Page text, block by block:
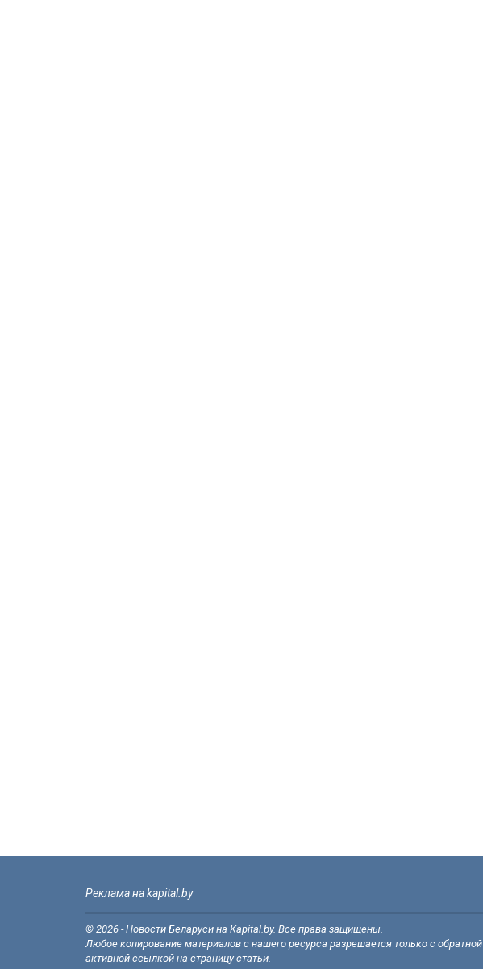
Реклама на kapital.by
© 2026 - Новости Беларуси на Kapital.by. Все права защищены.
Любое копирование материалов с нашего ресурса разрешается только с обратной
активной ссылкой на страницу статьи.